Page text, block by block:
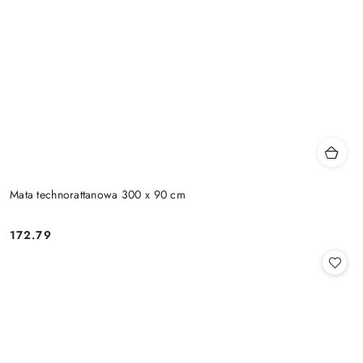
Mata technorattanowa 300 x 90 cm
Cena:
172.79